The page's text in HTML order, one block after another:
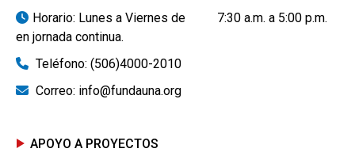
Horario: Lunes a Viernes de 7:30 a.m. a 5:00 p.m.
en jornada continua.
Teléfono: (506)4000-2010
Correo: info@fundauna.org
APOYO A PROYECTOS